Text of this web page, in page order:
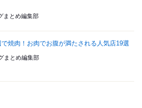
まとめ編集部
で焼肉！お肉でお腹が満たされる人気店19選
まとめ編集部